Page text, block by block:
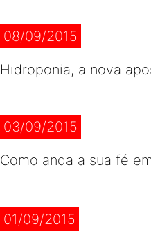
08/09/2015
Hidroponia, a nova
03/09/2015
Como anda a sua fé
01/09/2015